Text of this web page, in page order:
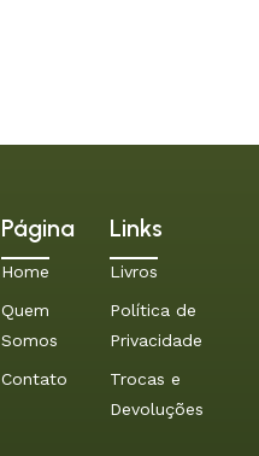
Página
Home
Quem
Somos
Contato
Links
Livros
Política de
Privacidade
Trocas e
Devoluções